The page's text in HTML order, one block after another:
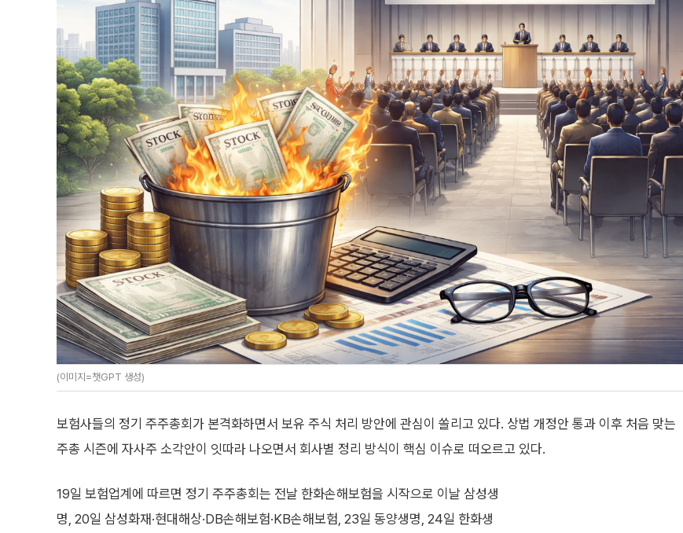
(이미지=챗GPT 생성)
보험사들의 정기 주주총회가 본격화하면서 보유 주식 처리 방안에 관심이 쏠리고 있다. 상법 개정안 통과 이후 처음 맞는
주총 시즌에 자사주 소각안이 잇따라 나오면서 회사별 정리 방식이 핵심 이슈로 떠오르고 있다.
19일 보험업계에 따르면 정기 주주총회는 전날 한화손해보험을 시작으로 이날 삼성생
명, 20일 삼성화재·현대해상·DB손해보험·KB손해보험, 23일 동양생명, 24일 한화생